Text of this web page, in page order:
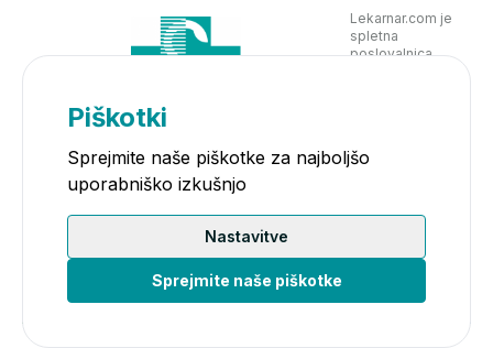
Lekarnar.com je
spletna
poslovalnica
Piškotki
Sprejmite naše piškotke za najboljšo
uporabniško izkušnjo
Nastavitve
Sprejmite naše piškotke